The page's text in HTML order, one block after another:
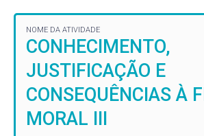
NOME DA ATIVIDADE
CONHECIMENTO,
JUSTIFICAÇÃO E
CONSEQUÊNCIAS À
MORAL III